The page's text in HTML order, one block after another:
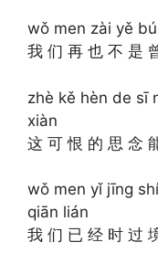
wǒ men zài yě
我 们 再 也 不 是
zhè kě hèn de sī
xiàn
这 可 恨 的 思 念
wǒ men yǐ jīng
qiān lián
我 们 已 经 时 过